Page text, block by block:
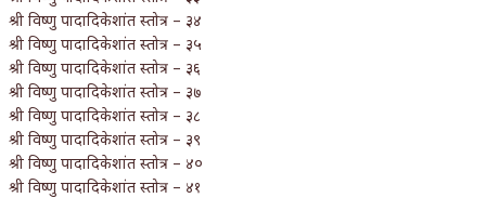
श्री विष्णु पादादिकेशांत स्तोत्र – ३४
श्री विष्णु पादादिकेशांत स्तोत्र – ३५
श्री विष्णु पादादिकेशांत स्तोत्र – ३६
श्री विष्णु पादादिकेशांत स्तोत्र – ३७
श्री विष्णु पादादिकेशांत स्तोत्र – ३८
श्री विष्णु पादादिकेशांत स्तोत्र – ३९
श्री विष्णु पादादिकेशांत स्तोत्र – ४०
श्री विष्णु पादादिकेशांत स्तोत्र – ४१